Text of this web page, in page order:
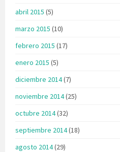
abril 2015 (5)
marzo 2015 (10)
febrero 2015 (17)
enero 2015 (5)
diciembre 2014(7)
noviembre 2014(25)
octubre 2014(32)
septiembre 2014(18)
agosto 2014(29)